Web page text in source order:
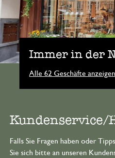
Immer in der
Alle 62 Geschäfte anzeigen
Kundenservice/
Falls Sie Fragen haben oder
Sie sich bitte an unseren